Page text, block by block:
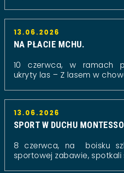
13.06.2026
NA PŁACIE MCHU.
10 czerwca, w ramach
ukryty las – Z lasem w
13.06.2026
SPORT W DUCHU
8 czerwca, na boisku
sportowej zabawie, spotkali